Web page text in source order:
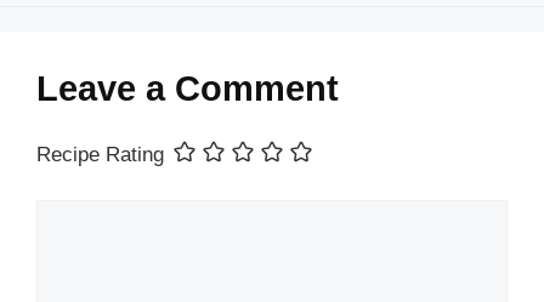
Leave a Comment
Recipe Rating